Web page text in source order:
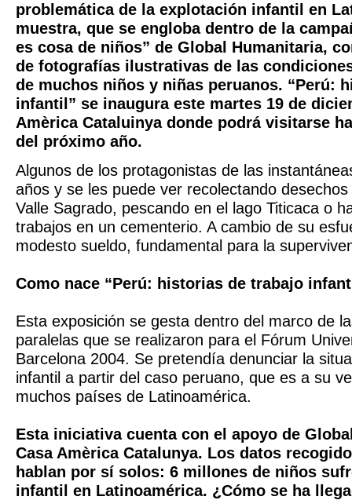
problemática de la explotación infantil en
muestra, que se engloba dentro de la
es cosa de niños” de Global Humanitaria,
de fotografías ilustrativas de las
de muchos niños y niñas peruanos. “Perú:
infantil” se inaugura este martes 19 de
Amèrica Cataluinya donde podrá visitarse
del próximo año.
Algunos de los protagonistas de las
años y se les puede ver recolectando
Valle Sagrado, pescando en el lago Titicaca o
trabajos en un cementerio. A cambio de su
modesto sueldo, fundamental para la
Como nace “Perú: historias de trabajo
Esta exposición se gesta dentro del marco de
paralelas que se realizaron para el Fórum
Barcelona 2004. Se pretendía denunciar la
infantil a partir del caso peruano, que es a su
muchos países de Latinoamérica.
Esta iniciativa cuenta con el apoyo de
Casa Amèrica Catalunya. Los datos
hablan por sí solos: 6 millones de niños
infantil en Latinoamérica. ¿Cómo se ha